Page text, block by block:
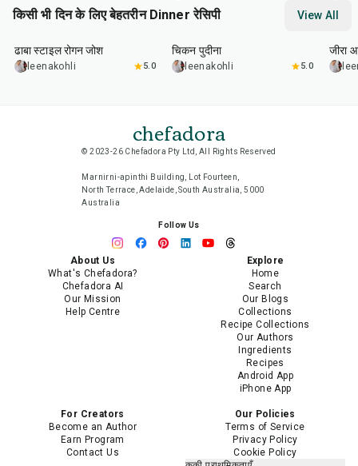
किसी भी दिन के लिए बेहतरीन Dinner रेसिपी View All
1 min
ढाबा स्टाइल रोगन जोश
leenakohli 5.0
15
चिकन पुदीना
leenakohli 5.0
जीरा
chefadora
© 2023-26 Chefadora Pty Ltd, All Rights Reserved
Marnirni-apinthi Building, Lot Fourteen,
North Terrace, Adelaide, South Australia, 5000
Australia
Follow Us
About Us
What's Chefadora?
Chefadora AI
Our Mission
Help Centre
Explore
Home
Search
Our Blogs
Collections
Recipe Collections
Our Authors
Ingredients
Recipes
Android App
iPhone App
For Creators
Become an Author
Earn Program
Contact Us
Our Policies
Terms of Service
Privacy Policy
Cookie Policy